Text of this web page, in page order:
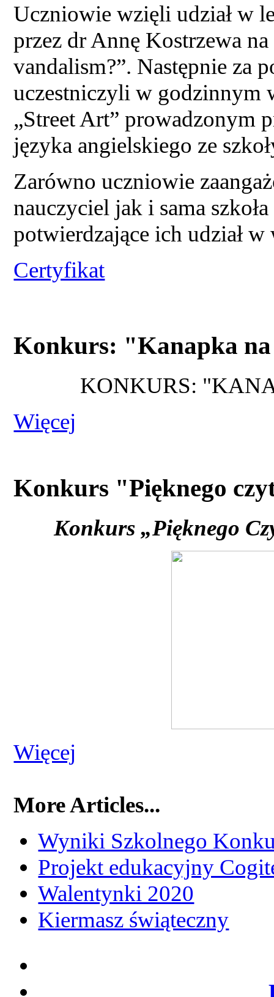
Uczniowie wzięli udział w
przez dr Annę Kostrzewa
vandalism?”. Następnie za
uczestniczyli w godzinnym
„Street Art” prowadzonym
języka angielskiego ze
Zarówno uczniowie
nauczyciel jak i sama
potwierdzające ich udział
Certyfikat
Konkurs: "Kanapka na
KONKURS:
Więcej
Konkurs "Pięknego
Konkurs „Pięknego
Więcej
More Articles...
Wyniki Szkolnego
Projekt edukacyjny
Walentynki 2020
Kiermasz świąteczny